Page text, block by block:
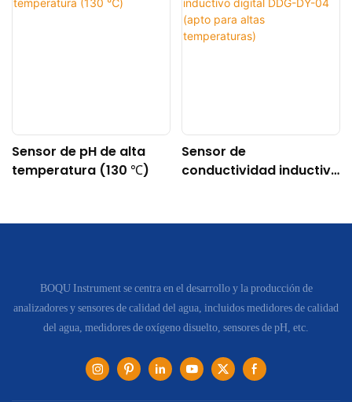
Sensor de pH de alta
temperatura (130 ℃)
Sensor de
conductividad inductivo
temperaturas)
BOQU Instrument se centra en el desarrollo y la producción de
analizadores y sensores de calidad del agua, incluidos medidores de calidad
del agua, medidores de oxígeno disuelto, sensores de pH, etc.